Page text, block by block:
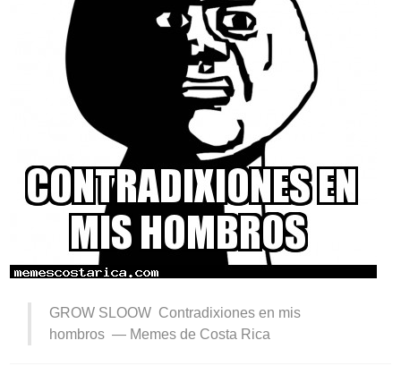
GROW SLOOW Contradixiones en mis
hombros — Memes de Costa Rica